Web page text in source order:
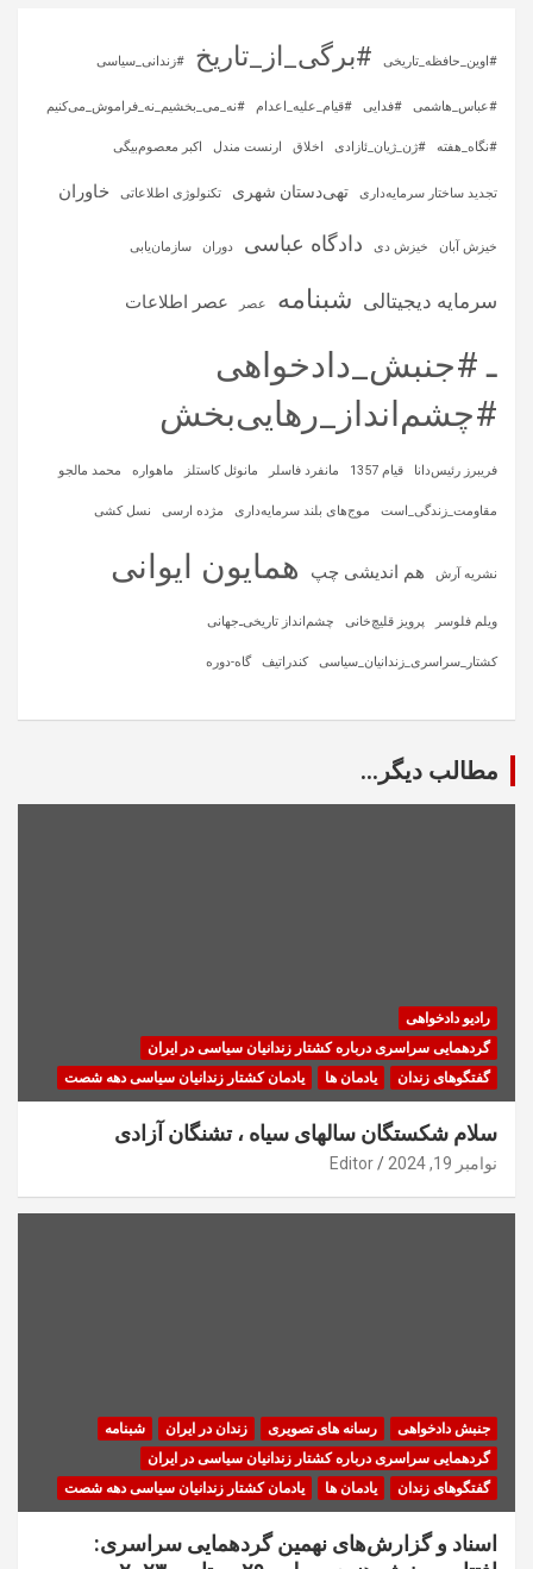
#اوین_حافظه_تاریخی #برگی_از_تاریخ #زندانی_سیاسی
#عباس_هاشمی #فدایی #قیام_علیه_اعدام #نه_می_بخشیم_نه_فراموش_می‌کنیم
#نگاه_هفته #ژن_ژیان_ئازادی اخلاق ارنست مندل اکبر معصوم‌بیگی
تجدید ساختار سرمایه‌داری تهی‌دستان شهری تکنولوژی اطلاعاتی خاوران
خیزش آبان خیزش دی دادگاه عباسی دوران سازمان‌یابی
سرمایه‌ دیجیتالی شبنامه عصر عصر اطلاعات
ـ #جنبش_دادخواهی
#چشم‌انداز_رهایی‌بخش
فریبرز رئیس‌دانا قیام 1357 مانفرد فاسلر مانوئل کاستلز ماهواره‌ محمد مالجو
مقاومت_زندگی_است موج‌های بلند سرمایه‌داری مژده ارسی نسل کشی
نشریه آرش هم اندیشی چپ همایون ایوانی
ویلم فلوسر پرویز قلیچ‌خانی چشم‌انداز تاریخی‌ـ‌جهانی
کشتار_سراسری_زندانیان_سیاسی کندراتیف گاه-دوره
مطالب دیگر...
رادیو دادخواهی
گردهمایی سراسری درباره کشتار زندانیان سیاسی در ایران
گفتگوهای زندان
یادمان ها یادمان کشتار زندانیان سیاسی دهه شصت
سلام شکستگان سالهای سیاه ، تشنگان آزادی
نوامبر 19, 2024 Editor
جنبش دادخواهی رسانه های تصویری زندان در ایران
شبنامه
گردهمایی سراسری درباره کشتار زندانیان سیاسی در ایران
گفتگوهای زندان
یادمان ها یادمان کشتار زندانیان سیاسی دهه شصت
اسناد و گزارش‌های نهمین گردهمایی سراسری: